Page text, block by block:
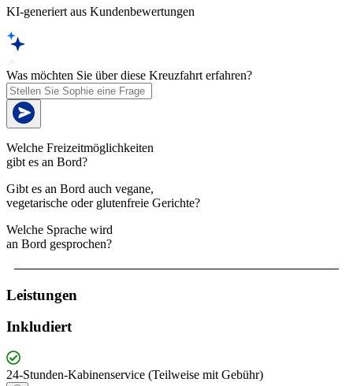
KI-generiert aus Kundenbewertungen
Was möchten Sie über diese Kreuzfahrt erfahren?
Welche Freizeitmöglichkeiten
gibt es an Bord?
Gibt es an Bord auch vegane,
vegetarische oder glutenfreie Gerichte?
Welche Sprache wird
an Bord gesprochen?
Leistungen
Inkludiert
24-Stunden-Kabinenservice (Teilweise mit Gebühr)